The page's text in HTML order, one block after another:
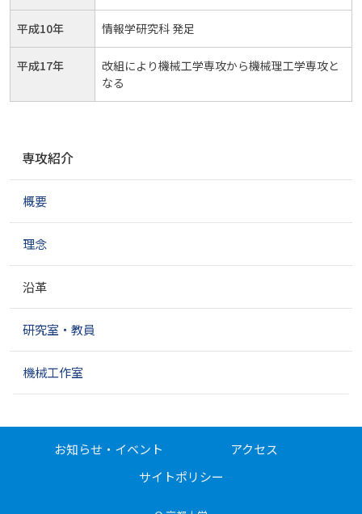
平成10年 情報学研究科 発足
平成17年
改組により機械工学専攻から機械理工学専攻と
なる
ゲ
シ
ン
専攻紹介
概要
理念
沿革
研究室・教員
機械工作室
お知らせ・イベント
アクセス
サイトポリシー